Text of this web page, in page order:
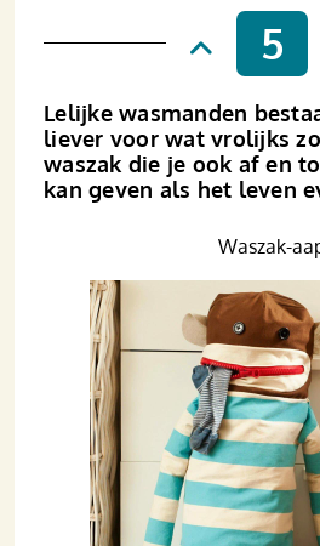
5
Lelijke wasmanden
liever voor wat vrolijks
waszak die je ook af en
kan geven als het leven
Waszak-